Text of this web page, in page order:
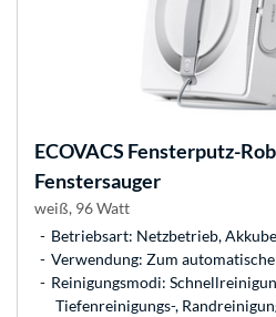
ECOVACS Fensterputz-
Fenstersauger
weiß, 96 Watt
Betriebsart: Netzbetrieb,
Verwendung: Zum
Reinigungsmodi:
Tiefenreinigungs-,